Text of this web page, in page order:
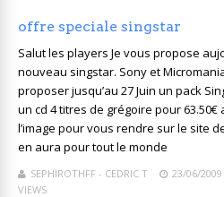
offre speciale singstar
Salut les players Je vous propose
nouveau singstar. Sony et
proposer jusqu’au 27 Juin un pack
un cd 4 titres de grégoire pour 63.50€
l’image pour vous rendre sur le site
en aura pour tout le monde
SEPHIROTHFF - CEDRIC T 23/06/2009
VIEWS